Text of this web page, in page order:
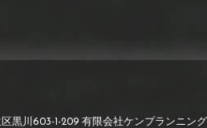
黒川603-1-209 有限会社ケンプランニング